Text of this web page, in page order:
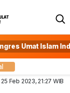
Umat Islam
Feb 2023, 21:27 WIB